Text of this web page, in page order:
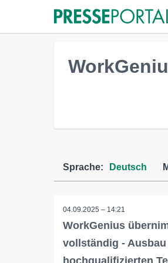
Sprache: Deutsch
04.09.2025 – 14:21
WorkGenius
vollständig -
hochqualifizierten